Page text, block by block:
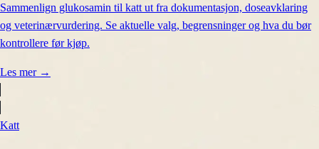
Sammenlign glukosamin til katt ut fra dokumentasjon, doseavklaring
og veterinærvurdering. Se aktuelle valg, begrensninger og hva du bør
kontrollere før kjøp.
Les mer →
Katt